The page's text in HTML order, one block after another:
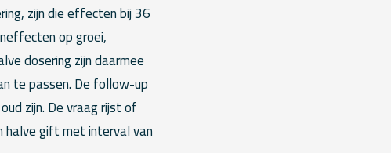
zijn die effecten bij 36
op groei,
dosering zijn daarmee
te passen. De follow-up
zijn. De vraag rijst of
halve gift met interval van